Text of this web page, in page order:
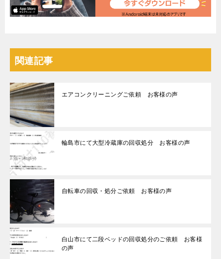
関連記事
エアコンクリーニングご依頼 お客様の声
輪島市にて大型冷蔵庫の回収処分 お客様の声
自転車の回収・処分ご依頼 お客様の声
白山市にて二段ベッドの回収処分のご依頼 お客様
の声